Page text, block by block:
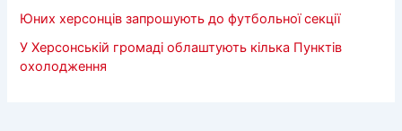
Юних херсонців запрошують до футбольної секції
У Херсонській громаді облаштують кілька Пунктів
охолодження